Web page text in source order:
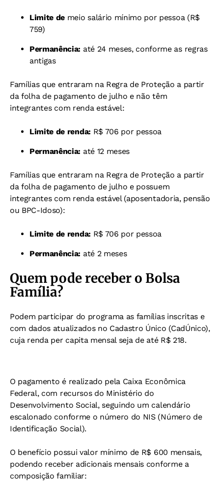
Limite de meio salário mínimo por pessoa (R$
759)
Permanência: até 24 meses, conforme as regras
antigas
Famílias que entraram na Regra de Proteção a partir
da folha de pagamento de julho e não têm
integrantes com renda estável:
Limite de renda: R$ 706 por pessoa
Permanência: até 12 meses
Famílias que entraram na Regra de Proteção a partir
da folha de pagamento de julho e possuem
integrantes com renda estável (aposentadoria, pensão
ou BPC-Idoso):
Limite de renda: R$ 706 por pessoa
Permanência: até 2 meses
Quem pode receber o Bolsa
Família?
Podem participar do programa as famílias inscritas e
com dados atualizados no Cadastro Único (CadÚnico),
cuja renda per capita mensal seja de até R$ 218.
O pagamento é realizado pela Caixa Econômica
Federal, com recursos do Ministério do
Desenvolvimento Social, seguindo um calendário
escalonado conforme o número do NIS (Número de
Identificação Social).
O benefício possui valor mínimo de R$ 600 mensais,
podendo receber adicionais mensais conforme a
composição familiar: